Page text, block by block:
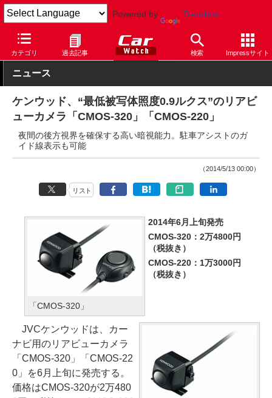
Powered by Translate
カテゴリ 過去記事 検索 Impressサイト
Car Watch パーツ カー用品 その他
ニュース
ケンウッド、“最低被写体照度0.9ルクス”のリアビ
ューカメラ「CMOS-320」「CMOS-220」
夜間の後方視界を確保する高い暗視能力。駐車アシストのガ
イド線表示も可能
（2014/5/13 00:00）
リスト
「CMOS-320」
2014年6月上旬発売
CMOS-320：2万4800円
（税抜き）
CMOS-220：1万3000円
（税抜き）
JVCケンウッドは、カー
ナビ用のリアビューカメラ
「CMOS-320」「CMOS-22
0」を6月上旬に発売する。
価格はCMOS-320が2万480